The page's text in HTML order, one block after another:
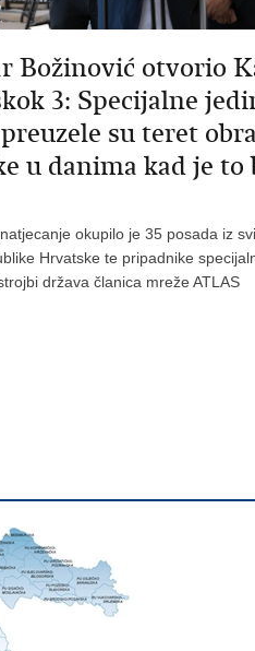
Božinović otvorio
3: Specijalne
su teret
u danima kad je to
okupilo je 35 posada iz
Hrvatske te pripadnike
država članica mreže ATLAS